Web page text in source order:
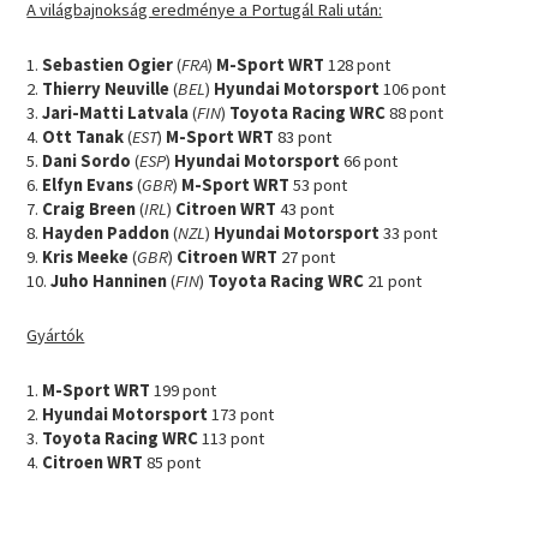
A világbajnokság eredménye a Portugál Rali után:
1.Sebastien Ogier(FRA) M-Sport WRT 128 pont
2. Thierry Neuville(BEL) Hyundai Motorsport 106 pont
3. Jari-Matti Latvala(FIN) Toyota Racing WRC88 pont
4. Ott Tanak(EST) M-Sport WRT 83 pont
5. Dani Sordo (ESP) Hyundai Motorsport 66 pont
6. Elfyn Evans(GBR) M-Sport WRT 53 pont
7. Craig Breen(IRL) Citroen WRT 43 pont
8. Hayden Paddon(NZL) Hyundai Motorsport 33 pont
9. Kris Meeke(GBR) Citroen WRT 27 pont
10.Juho Hanninen(FIN) Toyota Racing WRC 21 pont
Gyártók
1. M-Sport WRT 199 pont
2. Hyundai Motorsport 173 pont
3. Toyota Racing WRC113 pont
4. Citroen WRT 85 pont